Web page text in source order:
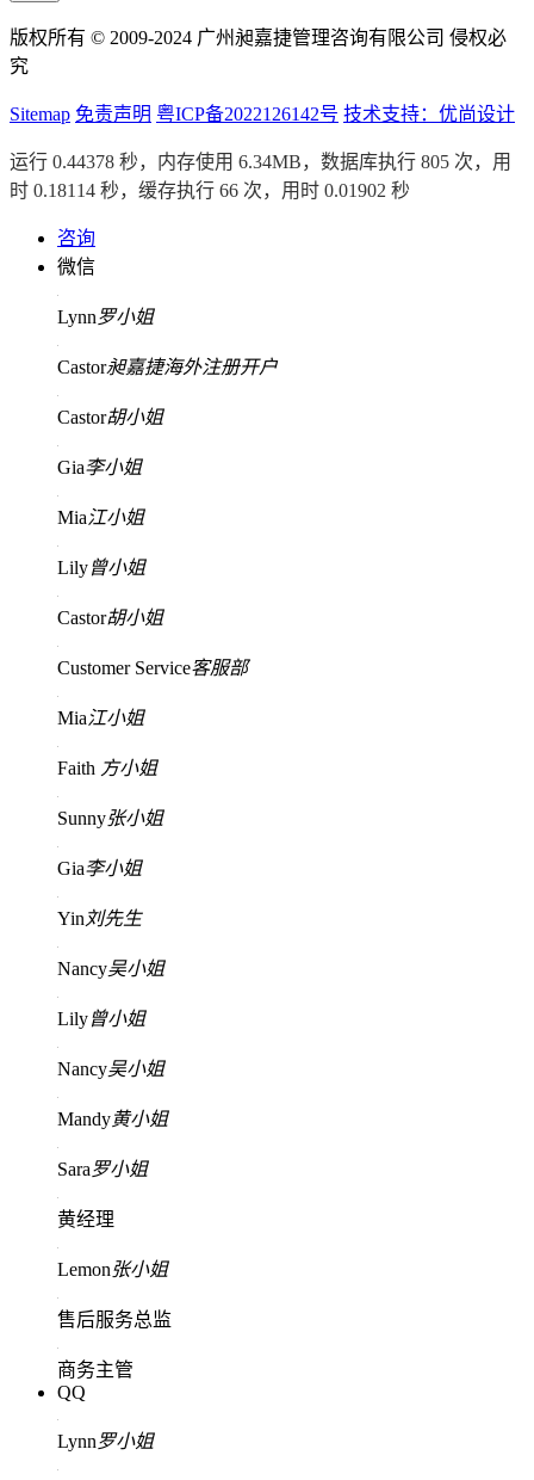
版权所有 © 2009-2024 广州昶嘉捷管理咨询有限公司 侵权必
究
Sitemap 免责声明 粤ICP备2022126142号 技术支持：优尚设计
运行 0.44378 秒，内存使用 6.34MB，数据库执行 805 次，用
时 0.18114 秒，缓存执行 66 次，用时 0.01902 秒
咨询
微信
Lynn罗小姐
Castor昶嘉捷海外注册开户
Castor胡小姐
Gia李小姐
Mia江小姐
Lily曾小姐
Castor胡小姐
Customer Service客服部
Mia江小姐
Faith 方小姐
Sunny张小姐
Gia李小姐
Yin 刘先生
Nancy吴小姐
Lily曾小姐
Nancy吴小姐
Mandy黄小姐
Sara罗小姐
黄经理
Lemon张小姐
售后服务总监
商务主管
QQ
Lynn罗小姐